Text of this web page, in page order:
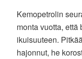
Kemopetrolin
monta vuotta,
ikuisuuteen.
hajonnut, he